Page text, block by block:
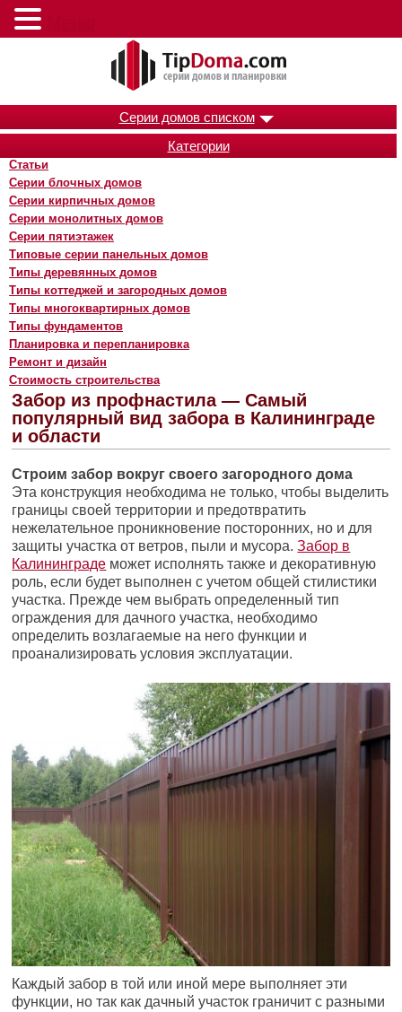
Серии домов списком
Категории
Статьи
Серии блочных домов
Серии кирпичных домов
Серии монолитных домов
Серии пятиэтажек
Типовые серии панельных домов
Типы деревянных домов
Типы коттеджей и загородных домов
Типы многоквартирных домов
Типы фундаментов
Планировка и перепланировка
Ремонт и дизайн
Стоимость строительства
Забор из профнастила — Самый
популярный вид забора в Калининграде
и области
Строим забор вокруг своего загородного дома
Эта конструкция необходима не только, чтобы выделить
границы своей территории и предотвратить
нежелательное проникновение посторонних, но и для
защиты участка от ветров, пыли и мусора.Забор в
Калининграде может исполнять также и декоративную
роль, если будет выполнен с учетом общей стилистики
участка. Прежде чем выбрать определенный тип
ограждения для дачного участка, необходимо
определить возлагаемые на него функции и
проанализировать условия эксплуатации.
Каждый забор в той или иной мере выполняет эти
функции, но так как дачный участок граничит с разными